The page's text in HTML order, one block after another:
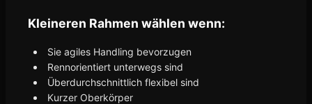
Kleineren Rahmen wählen wenn:
Sie agiles Handling bevorzugen
Rennorientiert unterwegs sind
Überdurchschnittlich flexibel sind
Kurzer Oberkörper